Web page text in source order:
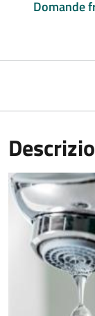
Domande